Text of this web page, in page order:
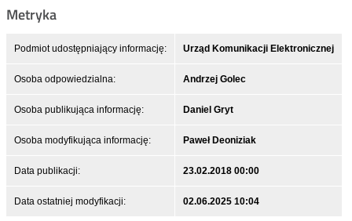
Metryka
Podmiot udostępniający informację: Urząd Komunikacji Elektronicznej
Osoba odpowiedzialna: Andrzej Golec
Osoba publikująca informację: Daniel Gryt
Osoba modyfikująca informację: Paweł Deoniziak
Data publikacji: 23.02.2018 00:00
Data ostatniej modyfikacji: 02.06.2025 10:04